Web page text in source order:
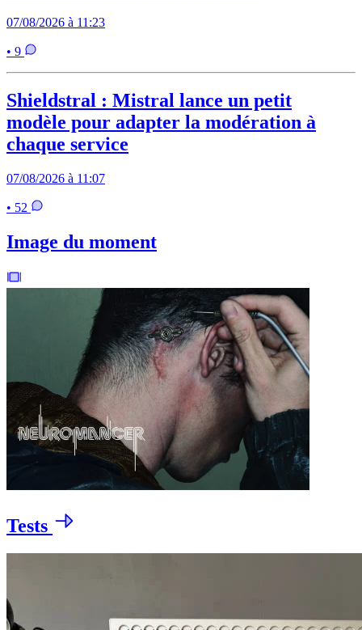
07/08/2026 à 11:23
• 9
Shieldstral : Mistral lance un petit
modèle pour adapter la modération à
chaque service
07/08/2026 à 11:07
• 52
Image du moment
Tests